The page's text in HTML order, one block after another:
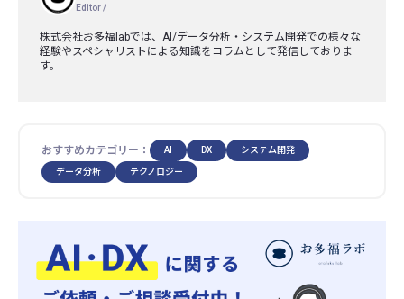
Editor /
株式会社お多福labでは、AI/データ分析・システム開発での様々な
経験やスペシャリストによる知識をコラムとして発信しておりま
す。
おすすめカテゴリー： AI DX システム開発
データ分析 テクノロジー